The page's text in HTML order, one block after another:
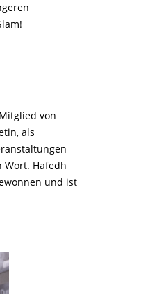
von
als
Wort. Hafedh
und ist